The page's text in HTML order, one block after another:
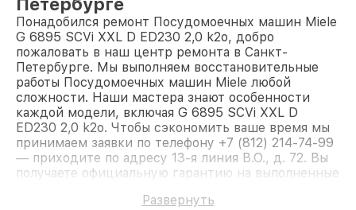
Понадобился ремонт Посудомоечных машин Miele
G 6895 SCVi XXL D ED230 2,0 k2o, добро
пожаловать в наш центр ремонта в Санкт-
Петербурге. Мы выполняем восстановительные
работы Посудомоечных машин Miele любой
сложности. Наши мастера знают особенности
каждой модели, включая G 6895 SCVi XXL D
ED230 2,0 k2o. Чтобы сэкономить ваше время мы
принимаем заявки по телефону +7 (812) 214-74-99
— приходите по адресу 13-я линия В.О., д. 72. Вы
получаете официальную гарантию на выполненные
Развернуть